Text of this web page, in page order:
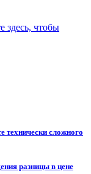
здесь, чтобы
технически сложного
разницы в цене